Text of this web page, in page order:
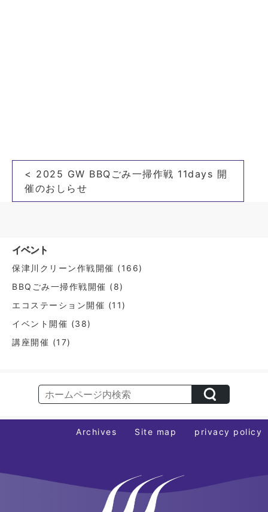
ナ
ー
シ
ョ
ン
< 2025 GW BBQごみ一掃作戦 11days 開
催のおしらせ
イベント
保津川クリーン作戦開催 (166)
BBQごみ一掃作戦開催 (8)
エコステーション開催 (11)
イベント開催 (38)
講座開催 (17)
Archives Site map privacy policy